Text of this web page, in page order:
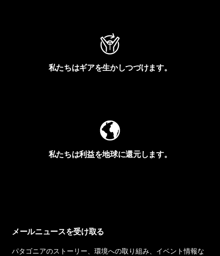
私たちはギアを生かしつづけます。
私たちは利益を地球に還元します。
メールニュースを受け取る
パタゴニアのストーリー、環境への取り組み、イベント情報な